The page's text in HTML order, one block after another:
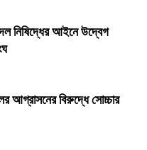
দল নিষিদ্ধের আইনে উদ্বেগ
আগ্রাসনের বিরুদ্ধে সোচ্চার